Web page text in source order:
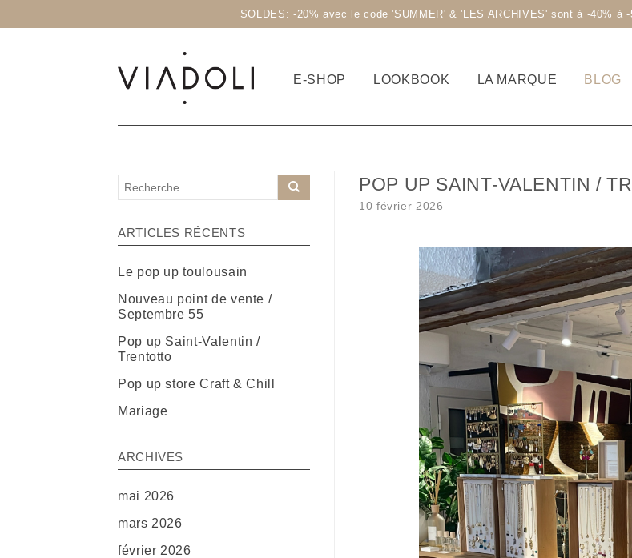
SOLDES: -20% avec le code 'SUMMER' & 'LES ARCHIVES' sont à -40%
E-SHOP LOOKBOOK LA MARQUE BLOG
POP UP SAINT-VALENTIN /
Posted on
10 février 2026
ARTICLES RÉCENTS
Le pop up toulousain
Nouveau point de vente /
Septembre 55
Pop up Saint-Valentin /
Trentotto
Pop up store Craft & Chill
Mariage
ARCHIVES
mai 2026
mars 2026
février 2026